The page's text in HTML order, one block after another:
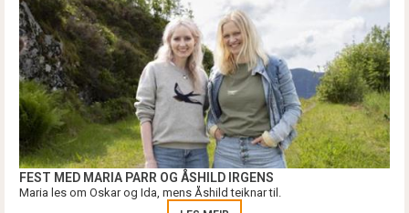
FEST MED MARIA PARR OG ÅSHILD IRGENS
Maria les om Oskar og Ida, mens Åshild teiknar til.